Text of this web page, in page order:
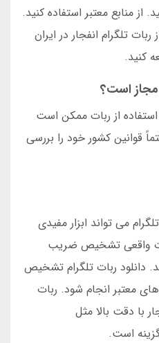
از منابع معتبر استفاده کنید.
تلگرام انفجار در ایران
کنید.
مجاز است؟
از ربات ممکن است
قوانین کشور خود را بررسی
می تواند ابزار مفیدی
واقعی تشخیص ضریب
دانلود ربات تلگرام تشخیص
معتبر انجام شود. ربات
با دقت بالا مثل